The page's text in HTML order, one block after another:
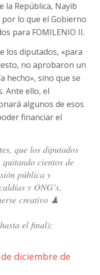
la República, Nayib
lo que el Gobierno
para FOMILENIO II.
los diputados, «para
no aprobaron un
hecho», sino que se
Ante ello, el
algunos de esos
financiar el
que los diputados
cientos de
pública y
y ONG’s,
creativo ♟
el final):
de diciembre de